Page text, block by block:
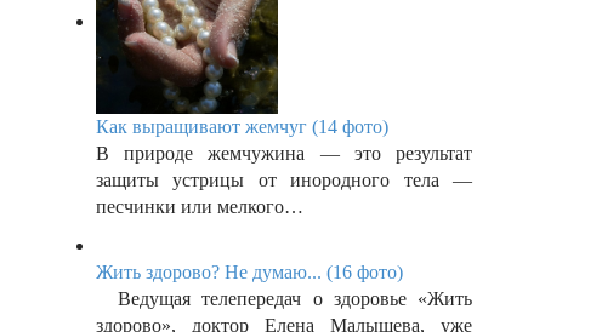
Как выращивают жемчуг (14 фото)
В природе жемчужина — это результат
защиты устрицы от инородного тела —
песчинки или мелкого…
Жить здорово? Не думаю... (16 фото)
Ведущая телепередач о здоровье «Жить
здорово», доктор Елена Малышева, уже